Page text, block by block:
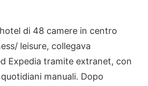
di 48 camere in centro
leisure, collegava
Expedia tramite extranet, con
manuali. Dopo